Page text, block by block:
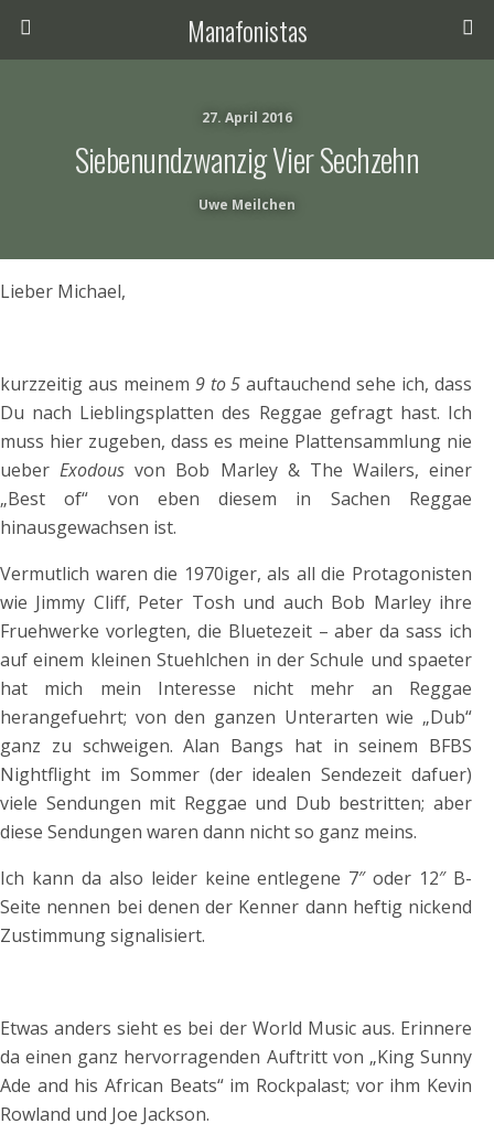
Manafonistas
27. April 2016
Siebenundzwanzig Vier Sechzehn
Uwe Meilchen
Lieber Michael,
kurzzeitig aus meinem 9 to 5 auftauchend sehe ich, dass
Du nach Lieblingsplatten des Reggae gefragt hast. Ich
muss hier zugeben, dass es meine Plattensammlung nie
ueberExodous von Bob Marley & The Wailers, einer
„Best of“ von eben diesem in Sachen Reggae
hinausgewachsen ist.
Vermutlich waren die 1970iger, als all die Protagonisten
wie Jimmy Cliff, Peter Tosh und auch Bob Marley ihre
Fruehwerke vorlegten, die Bluetezeit – aber da sass ich
auf einem kleinen Stuehlchen in der Schule und spaeter
hat mich mein Interesse nicht mehr an Reggae
herangefuehrt; von den ganzen Unterarten wie „Dub“
ganz zu schweigen. Alan Bangs hat in seinem BFBS
Nightflight im Sommer (der idealen Sendezeit dafuer)
viele Sendungen mit Reggae und Dub bestritten; aber
diese Sendungen waren dann nicht so ganz meins.
Ich kann da also leider keine entlegene 7″ oder 12″ B-
Seite nennen bei denen der Kenner dann heftig nickend
Zustimmung signalisiert.
Etwas anders sieht es bei der World Music aus. Erinnere
da einen ganz hervorragenden Auftritt von „King Sunny
Ade and his African Beats“ im Rockpalast; vor ihm Kevin
Rowland und Joe Jackson.